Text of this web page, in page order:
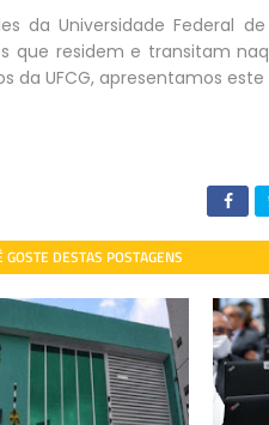
da Universidade Federal
que residem e transitam
da UFCG, apresentamos
GOSTE DESTAS POSTAGENS